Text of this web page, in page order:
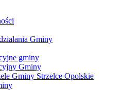
Gminy
gminy
Gminy
Gminy Strzelce Opolskie